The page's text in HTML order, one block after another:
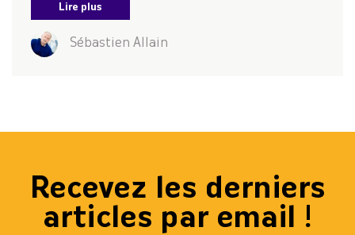
Lire plus
Sébastien Allain
Recevez les derniers
articles par email !